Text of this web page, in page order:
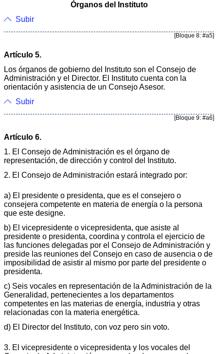
Órganos del Instituto
Subir
[Bloque 8: #a5]
Artículo 5.
Los órganos de gobierno del Instituto son el Consejo de
Administración y el Director. El Instituto cuenta con la
orientación y asistencia de un Consejo Asesor.
Subir
[Bloque 9: #a6]
Artículo 6.
1. El Consejo de Administración es el órgano de
representación, de dirección y control del Instituto.
2. El Consejo de Administración estará integrado por:
a) El presidente o presidenta, que es el consejero o
consejera competente en materia de energía o la persona
que este designe.
b) El vicepresidente o vicepresidenta, que asiste al
presidente o presidenta, coordina y controla el ejercicio de
las funciones delegadas por el Consejo de Administración y
preside las reuniones del Consejo en caso de ausencia o de
imposibilidad de asistir al mismo por parte del presidente o
presidenta.
c) Seis vocales en representación de la Administración de la
Generalidad, pertenecientes a los departamentos
competentes en las materias de energía, industria y otras
relacionadas con la materia energética.
d) El Director del Instituto, con voz pero sin voto.
3. El vicepresidente o vicepresidenta y los vocales del